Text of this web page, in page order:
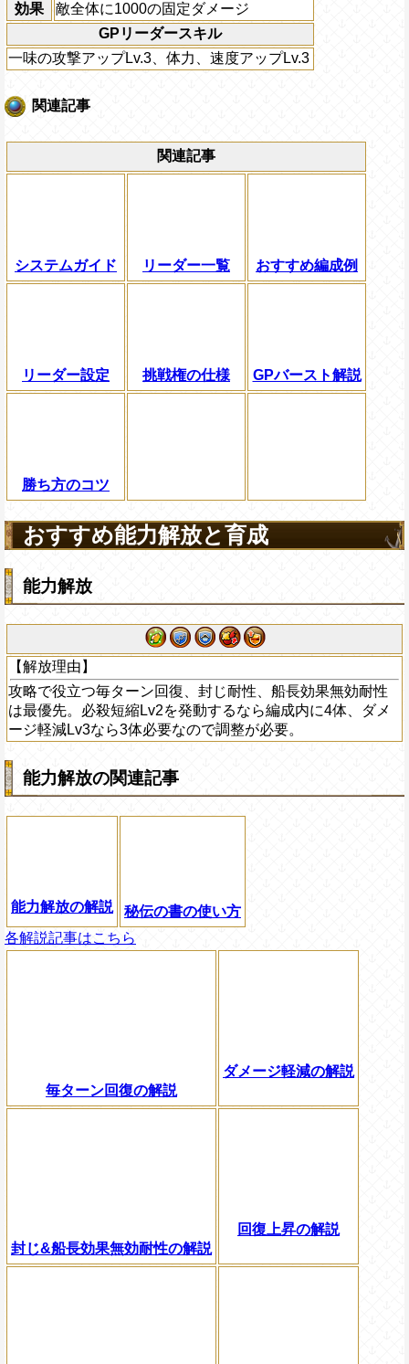
効果
敵全体に1000の固定ダメージ
GPリーダースキル
一味の攻撃アップLv.3、体力、速度アップLv.3
関連記事
関連記事
システムガイド リーダー一覧 おすすめ編成例
リーダー設定 挑戦権の仕様 GPバースト解説
勝ち方のコツ
おすすめ能力解放と育成
能力解放
【解放理由】
攻略で役立つ毎ターン回復、封じ耐性、船長効果無効耐性
は最優先。必殺短縮Lv2を発動するなら編成内に4体、ダメ
ージ軽減Lv3なら3体必要なので調整が必要。
能力解放の関連記事
能力解放の解説
秘伝の書の使い方
各解説記事はこちら
毎ターン回復の解説
ダメージ軽減の解説
封じ&船長効果無効耐性の解説
回復上昇の解説